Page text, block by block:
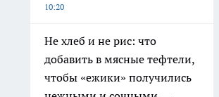
10:20
Не хлеб и не рис: что
добавить в мясные тефтели,
чтобы «ежики» получились